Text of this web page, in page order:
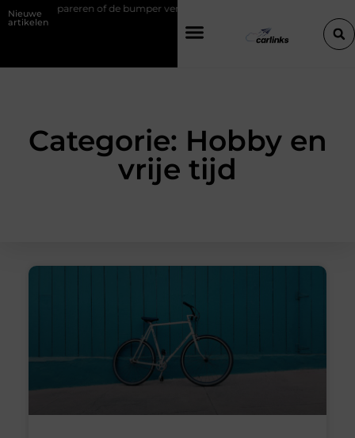
Nieuwe
artikelen
bumper vervangen? Transportbedrijf in Antwerpen als basis voor
Categorie: Hobby en
vrije tijd